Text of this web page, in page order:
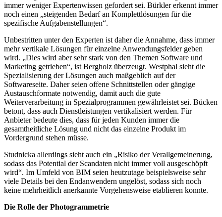
immer weniger Expertenwissen gefordert sei. Bürkler erkennt immer
noch einen „steigenden Bedarf an Komplettlösungen für die
spezifische Aufgabenstellungen“.
Unbestritten unter den Experten ist daher die Annahme, dass immer
mehr vertikale Lösungen für einzelne Anwendungsfelder geben
wird. „Dies wird aber sehr stark von den Themen Software und
Marketing getrieben“, ist Bergholz überzeugt. Westphal sieht die
Spezialisierung der Lösungen auch maßgeblich auf der
Softwareseite. Daher seien offene Schnittstellen oder gängige
Austauschformate notwendig, damit auch die gute
Weiterverarbeitung in Spezialprogrammen gewährleistet sei. Bücken
betont, dass auch Dienstleistungen vertikalisiert werden. Für
Anbieter bedeute dies, dass für jeden Kunden immer die
gesamtheitliche Lösung und nicht das einzelne Produkt im
Vordergrund stehen müsse.
Studnicka allerdings sieht auch ein „Risiko der Verallgemeinerung,
sodass das Potential der Scandaten nicht immer voll ausgeschöpft
wird“. Im Umfeld von BIM seien heutzutage beispielsweise sehr
viele Details bei den Endanwendern ungelöst, sodass sich noch
keine mehrheitlich anerkannte Vorgehensweise etablieren konnte.
Die Rolle der Photogrammetrie